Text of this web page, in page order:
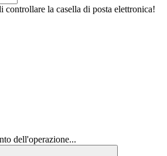
controllare la casella di posta elettronica!
dell'operazione...